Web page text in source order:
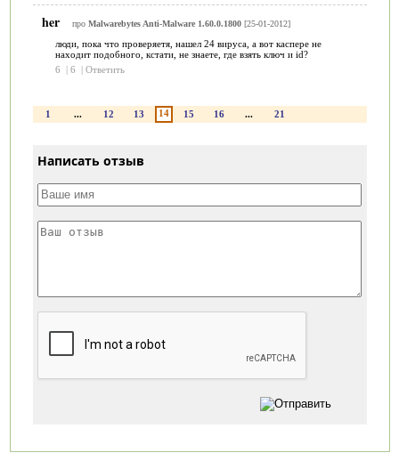
her про Malwarebytes Anti-Malware 1.60.0.1800[25-01-2012]
люди, пока что проверяетя, нашел 24 вируса, а вот каспере не
находит подобного, кстати, не знаете, где взять ключ и id?
6
| 6 | Ответить
1 ... 12 13 14 15 16 ... 21
Написать отзыв